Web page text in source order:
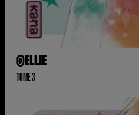
@ELLIE
TOME 3